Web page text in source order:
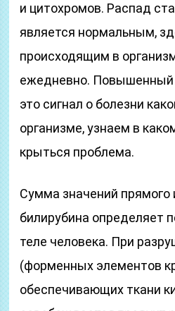
и цитохромов. Распад
является нормальным,
происходящим в
ежедневно. Повышенный
это сигнал о болезни
организме, узнаем в
крыться проблема.
Сумма значений прямого
билирубина определяет
теле человека. При
(форменных элементов
обеспечивающих ткани